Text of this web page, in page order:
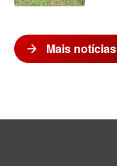
arrow_forward Mais notícias
V